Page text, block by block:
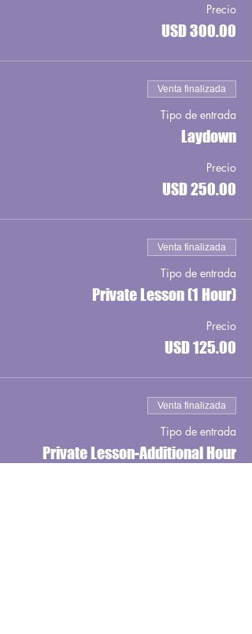
Precio
USD 300.00
Venta finalizada
Tipo de entrada
Laydown
Precio
USD 250.00
Venta finalizada
Tipo de entrada
Private Lesson (1 Hour)
Precio
USD 125.00
Venta finalizada
Tipo de entrada
Private Lesson-Additional Hour